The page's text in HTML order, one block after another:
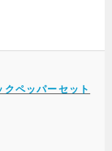
ペッパーセット